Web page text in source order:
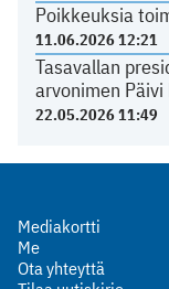
Poikkeuksia
11.06.2026 12:21
Tasavallan
arvonimen
22.05.2026 11:49
Mediakortti
Me
Ota yhteyttä